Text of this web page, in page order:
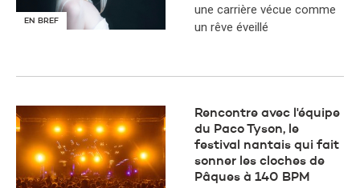
EN BREF
une carrière vécue comme
un rêve éveillé
Rencontre avec l'équipe
du Paco Tyson, le
festival nantais qui fait
sonner les cloches de
Pâques à 140 BPM